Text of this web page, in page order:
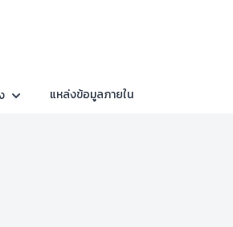
แหล่งข้อมูลภายใน